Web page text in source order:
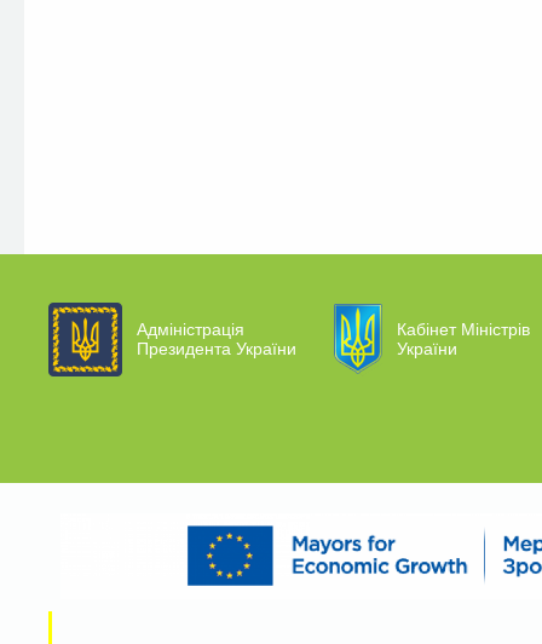
Адміністрація
Президента України
Кабінет Міністрів
України